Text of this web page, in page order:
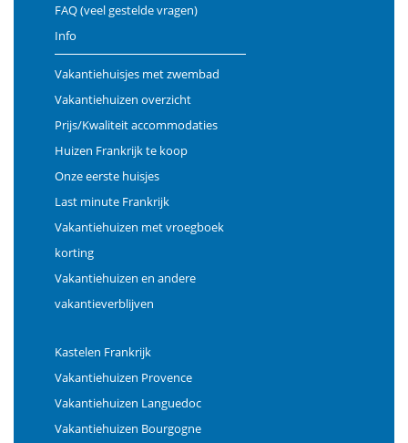
FAQ (veel gestelde vragen)
Info
Vakantiehuisjes met zwembad
Vakantiehuizen overzicht
Prijs/Kwaliteit accommodaties
Huizen Frankrijk te koop
Onze eerste huisjes
Last minute Frankrijk
Vakantiehuizen met vroegboek
korting
Vakantiehuizen en andere
vakantieverblijven
Kastelen Frankrijk
Vakantiehuizen Provence
Vakantiehuizen Languedoc
Vakantiehuizen Bourgogne